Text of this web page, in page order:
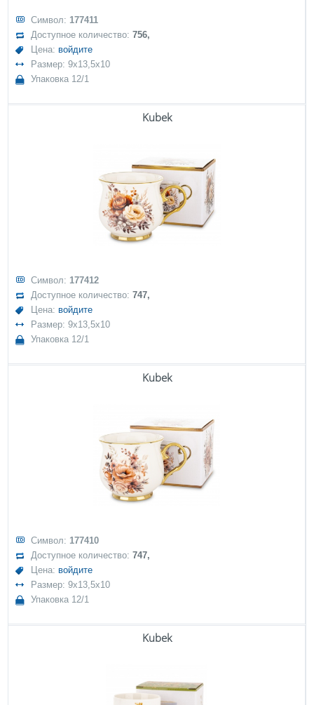
Символ: 177411
Доступное количество:756,
Цена: войдите
Размер: 9x13,5x10
Упаковка 12/1
Kubek
Символ: 177412
Доступное количество:747,
Цена: войдите
Размер: 9x13,5x10
Упаковка 12/1
Kubek
Символ: 177410
Доступное количество:747,
Цена: войдите
Размер: 9x13,5x10
Упаковка 12/1
Kubek